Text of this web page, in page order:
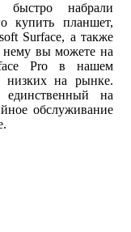
быстро набрали
купить планшет,
Surface, а также
нему вы можете на
Pro в нашем
низких на рынке.
на
обслуживание